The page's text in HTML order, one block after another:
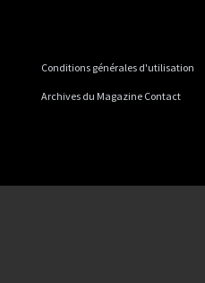
Conditions générales d'utilisation
Archives du Magazine Contact